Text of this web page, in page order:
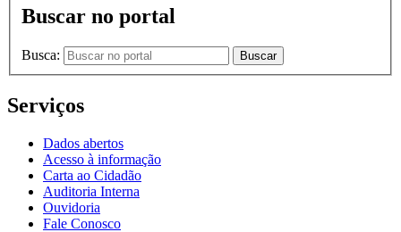
Buscar no portal
Busca: Buscar
Serviços
Dados abertos
Acesso à informação
Carta ao Cidadão
Auditoria Interna
Ouvidoria
Fale Conosco